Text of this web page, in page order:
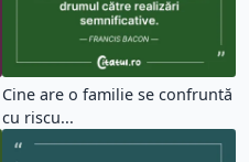
Cine are o familie se confruntă
cu riscu...